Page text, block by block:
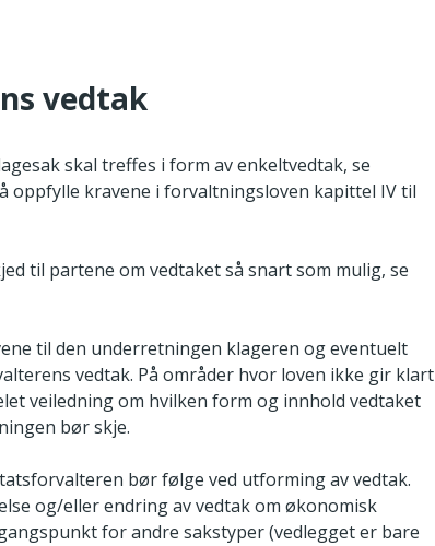
vedtak
skal treffes i form av enkeltvedtak, se
oppfylle kravene i forvaltningsloven kapittel IV til
til partene om vedtaket så snart som mulig, se
til den underretningen klageren og eventuelt
vedtak. På områder hvor loven ikke gir klart
veiledning om hvilken form og innhold vedtaket
bør skje.
bør følge ved utforming av vedtak.
og/eller endring av vedtak om økonomisk
for andre sakstyper (vedlegget er bare